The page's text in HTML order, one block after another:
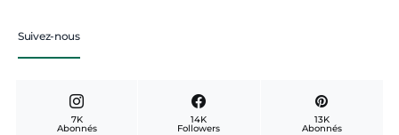
Suivez-nous
7K
Abonnés
14K
Followers
13K
Abonnés